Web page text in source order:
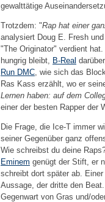
gewalttätige
Trotzdem: "Rap hat einer
analysiert Doug E. Fresh
"The Originator" verdient hat.
hungrig bleibt,
B-Real
Run DMC , wie sich das
Ras Kass erzählt, wo er
Lernen haben: auf dem
einer der besten Rapper der
Die Frage, die Ice-T immer
seiner Gegenüber ganz
Wie schreibst du deine
Eminem genügt der Stift, er
schreibt dort später ab.
Aussage, der dritte den
Gegenwart von Gras und/